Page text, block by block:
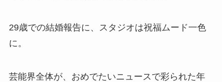
29歳での結婚報告に、スタジオは祝福ムード一色
に。
芸能界全体が、おめでたいニュースで彩られた年